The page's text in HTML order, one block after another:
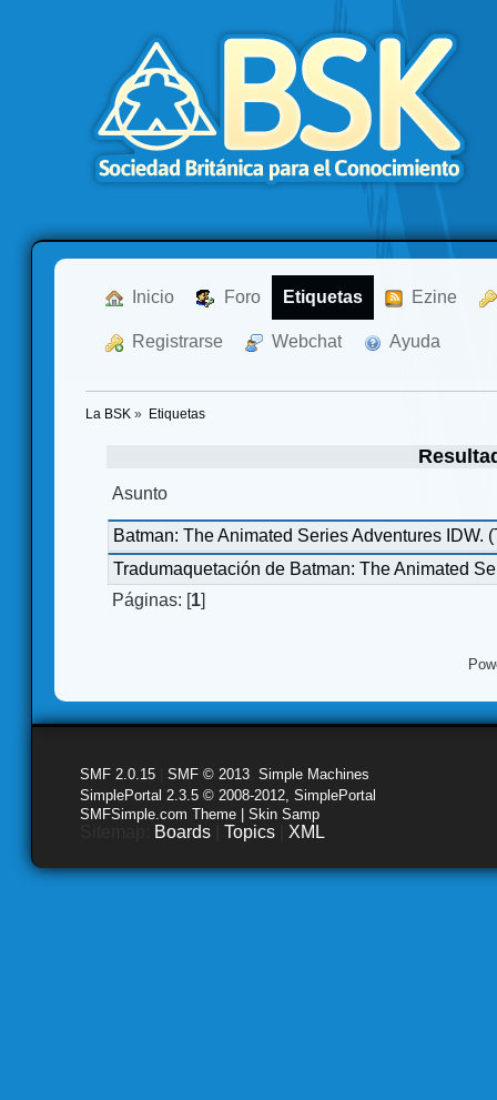
Inicio Foro Etiquetas Ezine
Registrarse Webchat Ayuda
La BSK » Etiquetas
Asunto
Batman: The Animated Series Adventures IDW.
Tradumaquetación de Batman: The Animated
Páginas: [1]
SMF 2.0.15 SMF © 2013 Simple Machines
SimplePortal 2.3.5 © 2008-2012, SimplePortal
SMFSimple.com Theme | Skin Samp
Boards Topics XML